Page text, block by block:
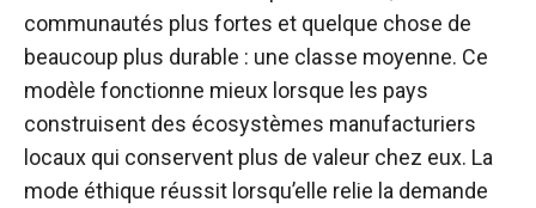
communautés plus fortes et quelque chose de
beaucoup plus durable : une classe moyenne. Ce
modèle fonctionne mieux lorsque les pays
construisent des écosystèmes manufacturiers
locaux qui conservent plus de valeur chez eux. La
mode éthique réussit lorsqu’elle relie la demande